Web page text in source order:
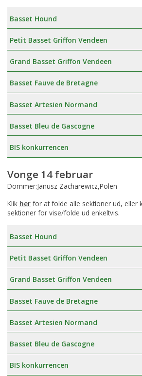
Basset Hound
Petit Basset Griffon Vendeen
Grand Basset Griffon Vendeen
Basset Fauve de Bretagne
Basset Artesien Normand
Basset Bleu de Gascogne
BIS konkurrencen
Vonge 14 februar
Dommer:Janusz Zacharewicz,Polen
Klik her for at folde alle sektioner ud, eller
sektioner for vise/folde ud enkeltvis.
Basset Hound
Petit Basset Griffon Vendeen
Grand Basset Griffon Vendeen
Basset Fauve de Bretagne
Basset Artesien Normand
Basset Bleu de Gascogne
BIS konkurrencen